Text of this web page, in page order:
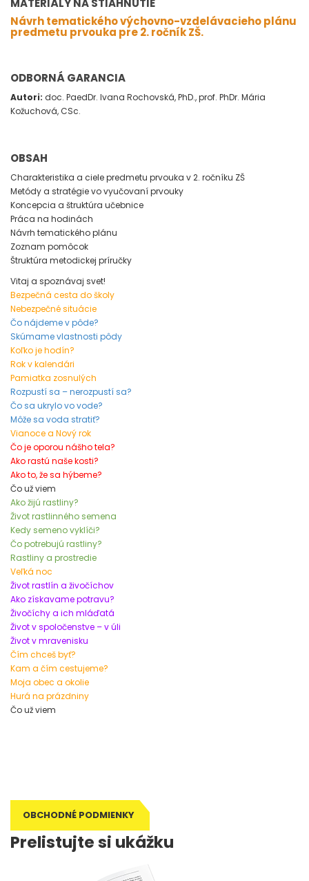
MATERIÁLY NA STIAHNUTIE
Návrh tematického výchovno-vzdelávacieho plánu
predmetu prvouka pre 2. ročník ZŠ.
ODBORNÁ GARANCIA
Autori: doc. PaedDr. Ivana Rochovská, PhD., prof. PhDr. Mária
Kožuchová, CSc.
OBSAH
Charakteristika a ciele predmetu prvouka v 2. ročníku ZŠ
Metódy a stratégie vo vyučovaní prvouky
Koncepcia a štruktúra učebnice
Práca na hodinách
Návrh tematického plánu
Zoznam pomôcok
Štruktúra metodickej príručky
Vitaj a spoznávaj svet!
Bezpečná cesta do školy
Nebezpečné situácie
Čo nájdeme v pôde?
Skúmame vlastnosti pôdy
Koľko je hodín?
Rok v kalendári
Pamiatka zosnulých
Rozpustí sa – nerozpustí sa?
Čo sa ukrylo vo vode?
Môže sa voda stratiť?
Vianoce a Nový rok
Čo je oporou nášho tela?
Ako rastú naše kosti?
Ako to, že sa hýbeme?
Čo už viem
Ako žijú rastliny?
Život rastlinného semena
Kedy semeno vyklíči?
Čo potrebujú rastliny?
Rastliny a prostredie
Veľká noc
Život rastlín a živočíchov
Ako získavame potravu?
Živočíchy a ich mláďatá
Život v spoločenstve – v úli
Život v mravenisku
Čím chceš byť?
Kam a čím cestujeme?
Moja obec a okolie
Hurá na prázdniny
Čo už viem
OBCHODNÉ PODMIENKY
Prelistujte si ukážku